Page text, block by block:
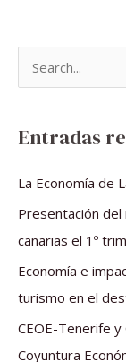
a
r
Entradas
La Economía de
Presentación
canarias el 1º
Economía e
turismo en el
CEOE-Tenerife
Coyuntura